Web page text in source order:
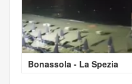
Bonassola - La Spezia